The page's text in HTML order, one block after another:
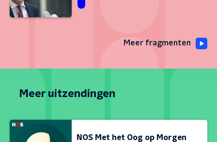
Meer fragmenten
Meer uitzendingen
NOS Met het Oog op Morgen